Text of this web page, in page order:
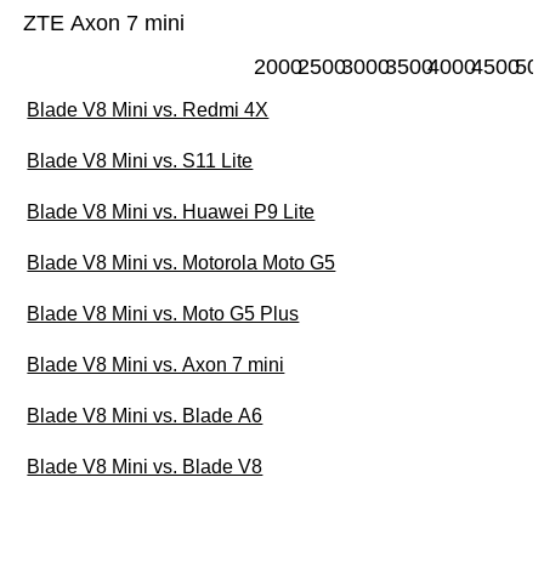
ZTE Axon 7 mini
200025003000350040004500
Blade V8 Mini vs. Redmi 4X
Blade V8 Mini vs. S11 Lite
Blade V8 Mini vs. Huawei P9 Lite
Blade V8 Mini vs. Motorola Moto G5
Blade V8 Mini vs. Moto G5 Plus
Blade V8 Mini vs. Axon 7 mini
Blade V8 Mini vs. Blade A6
Blade V8 Mini vs. Blade V8